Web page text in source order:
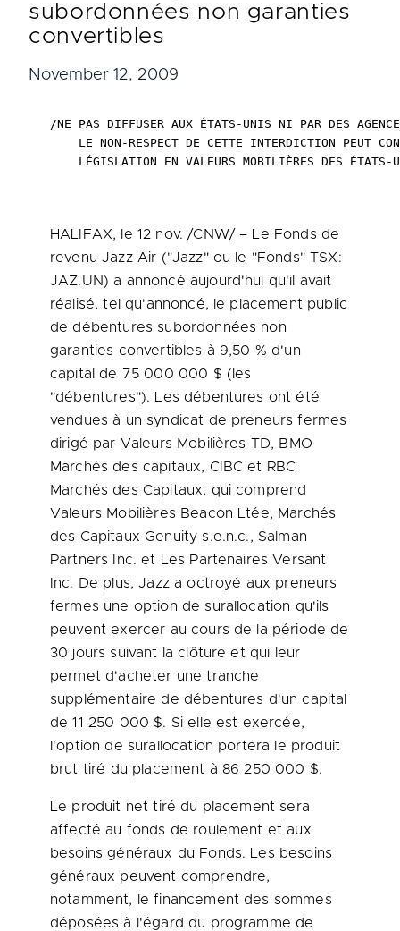
subordonnées non garanties
convertibles
November 12, 2009
/NE PAS DIFFUSER AUX ÉTATS-UNIS NI PAR DES
LE NON-RESPECT DE CETTE INTERDICTION PEUT
LÉGISLATION EN VALEURS MOBILIÈRES DES ÉTATS-
HALIFAX, le 12 nov. /CNW/ – Le Fonds de
revenu Jazz Air ("Jazz" ou le "Fonds" TSX:
JAZ.UN) a annoncé aujourd'hui qu'il avait
réalisé, tel qu'annoncé, le placement public
de débentures subordonnées non
garanties convertibles à 9,50 % d'un
capital de 75 000 000 $ (les
"débentures"). Les débentures ont été
vendues à un syndicat de preneurs fermes
dirigé par Valeurs Mobilières TD, BMO
Marchés des capitaux, CIBC et RBC
Marchés des Capitaux, qui comprend
Valeurs Mobilières Beacon Ltée, Marchés
des Capitaux Genuity s.e.n.c., Salman
Partners Inc. et Les Partenaires Versant
Inc. De plus, Jazz a octroyé aux preneurs
fermes une option de surallocation qu'ils
peuvent exercer au cours de la période de
30 jours suivant la clôture et qui leur
permet d'acheter une tranche
supplémentaire de débentures d'un capital
de 11 250 000 $. Si elle est exercée,
l'option de surallocation portera le produit
brut tiré du placement à 86 250 000 $.
Le produit net tiré du placement sera
affecté au fonds de roulement et aux
besoins généraux du Fonds. Les besoins
généraux peuvent comprendre,
notamment, le financement des sommes
déposées à l'égard du programme de